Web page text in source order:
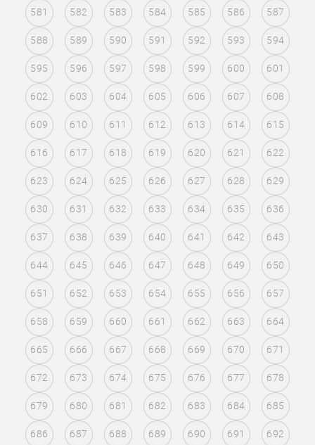
581 582 583 584 585 586 587
588 589 590 591 592 593 594
595 596 597 598 599 600 601
602 603 604 605 606 607 608
609 610 611 612 613 614 615
616 617 618 619 620 621 622
623 624 625 626 627 628 629
630 631 632 633 634 635 636
637 638 639 640 641 642 643
644 645 646 647 648 649 650
651 652 653 654 655 656 657
658 659 660 661 662 663 664
665 666 667 668 669 670 671
672 673 674 675 676 677 678
679 680 681 682 683 684 685
686 687 688 689 690 691 692